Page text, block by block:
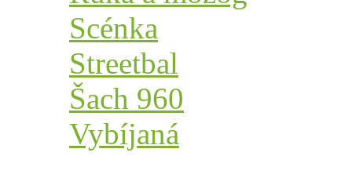
Scénka
Streetbal
Šach 960
Vybíjaná